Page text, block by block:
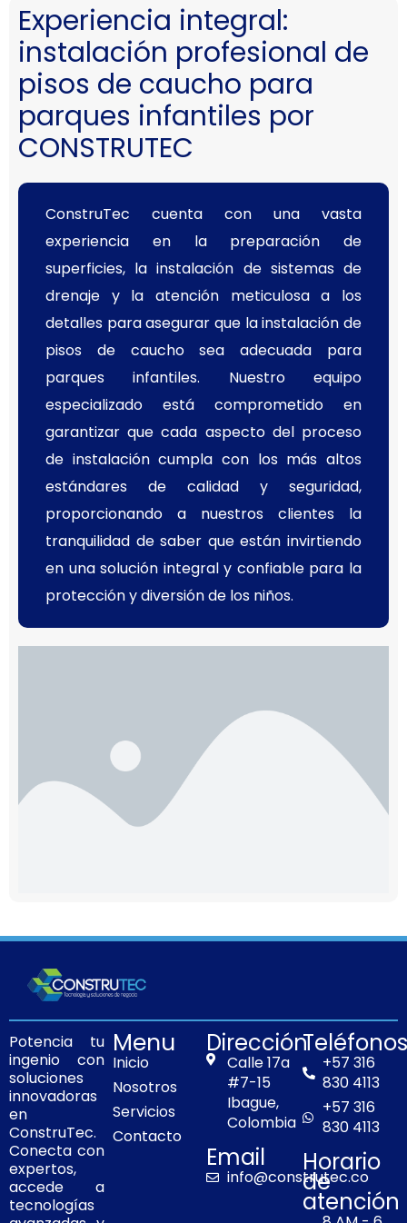
Experiencia integral:
instalación profesional de
pisos de caucho para
parques infantiles por
CONSTRUTEC
ConstruTec cuenta con una vasta
experiencia en la preparación de
superficies, la instalación de sistemas de
drenaje y la atención meticulosa a los
detalles para asegurar que la instalación de
pisos de caucho sea adecuada para
parques infantiles. Nuestro equipo
especializado está comprometido en
garantizar que cada aspecto del proceso
de instalación cumpla con los más altos
estándares de calidad y seguridad,
proporcionando a nuestros clientes la
tranquilidad de saber que están invirtiendo
en una solución integral y confiable para la
protección y diversión de los niños.
Potencia tu
ingenio con
soluciones
innovadoras
en
ConstruTec.
Conecta con
expertos,
accede a
tecnologías
Menu
Inicio
Nosotros
Servicios
Contacto
Dirección
Calle 17a
#7-15
Ibague,
Colombia
Email
info@construtec.co
Teléfonos
+57 316
830 4113
+57 316
830 4113
Horario
de
atención